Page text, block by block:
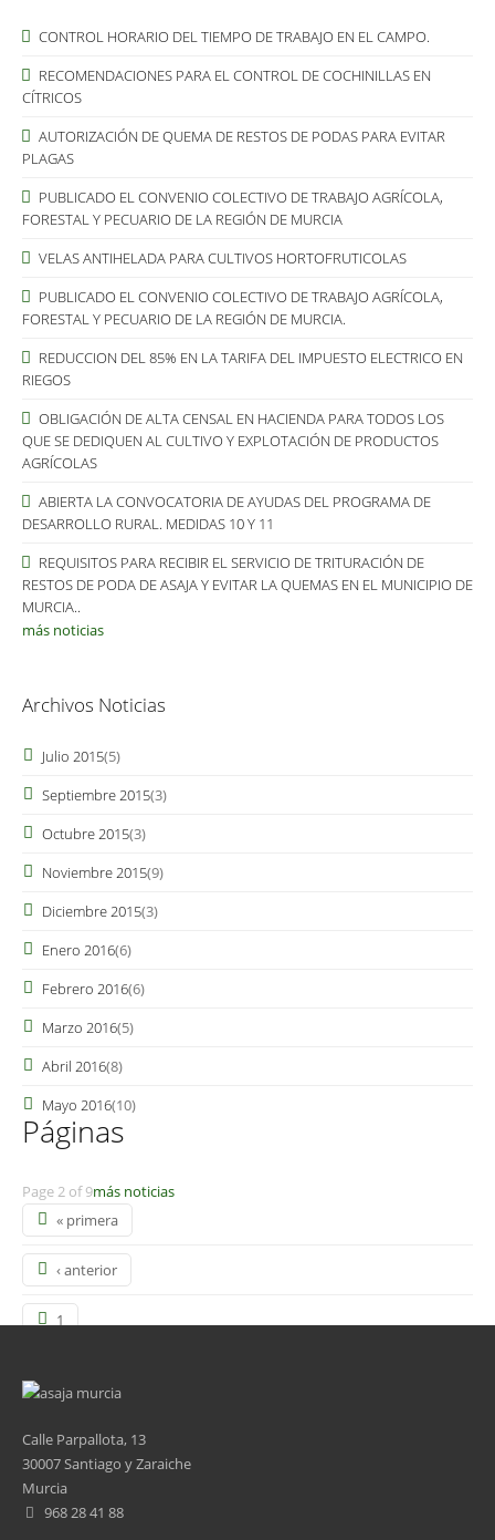
CONTROL HORARIO DEL TIEMPO DE TRABAJO EN EL CAMPO.
RECOMENDACIONES PARA EL CONTROL DE COCHINILLAS EN
CÍTRICOS
AUTORIZACIÓN DE QUEMA DE RESTOS DE PODAS PARA EVITAR
PLAGAS
PUBLICADO EL CONVENIO COLECTIVO DE TRABAJO AGRÍCOLA,
FORESTAL Y PECUARIO DE LA REGIÓN DE MURCIA
VELAS ANTIHELADA PARA CULTIVOS HORTOFRUTICOLAS
PUBLICADO EL CONVENIO COLECTIVO DE TRABAJO AGRÍCOLA,
FORESTAL Y PECUARIO DE LA REGIÓN DE MURCIA.
REDUCCION DEL 85% EN LA TARIFA DEL IMPUESTO ELECTRICO EN
RIEGOS
OBLIGACIÓN DE ALTA CENSAL EN HACIENDA PARA TODOS LOS
QUE SE DEDIQUEN AL CULTIVO Y EXPLOTACIÓN DE PRODUCTOS
AGRÍCOLAS
ABIERTA LA CONVOCATORIA DE AYUDAS DEL PROGRAMA DE
DESARROLLO RURAL. MEDIDAS 10 Y 11
REQUISITOS PARA RECIBIR EL SERVICIO DE TRITURACIÓN DE
RESTOS DE PODA DE ASAJA Y EVITAR LA QUEMAS EN EL MUNICIPIO DE
MURCIA..
más noticias
Archivos Noticias
Julio 2015(5)
Septiembre 2015(3)
Octubre 2015(3)
Noviembre 2015(9)
Diciembre 2015(3)
Enero 2016(6)
Febrero 2016(6)
Marzo 2016(5)
Abril 2016(8)
Mayo 2016(10)
Páginas
Page 2 of 9
« primera
‹ anterior
1
4
5
más noticias
Calle Parpallota, 13
30007 Santiago y Zaraiche
Murcia
968 28 41 88